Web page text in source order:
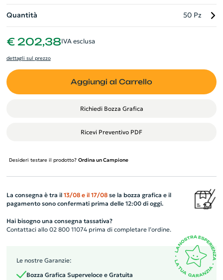
Quantità 50 Pz
€ 202,38IVA esclusa
dettagli sul prezzo
Aggiungi al Carrello
Richiedi Bozza Grafica
Ricevi Preventivo PDF
Desideri testare il prodotto? Ordina un Campione
La consegna è tra il 13/08 e il 17/08se la bozza grafica e il
pagamento sono confermati prima delle 12:00 di oggi.
Hai bisogno una consegna tassativa?
Contattaci allo 02 800 11074 prima di completare l’ordine.
Le nostre Garanzie:
Bozza Grafica Superveloce e Gratuita